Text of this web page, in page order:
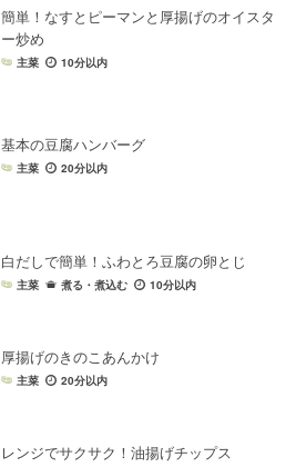
簡単！なすとピーマンと厚揚げのオイスタ
ー炒め
主菜 10分以内
基本の豆腐ハンバーグ
主菜 20分以内
白だしで簡単！ふわとろ豆腐の卵とじ
主菜 煮る・煮込む 10分以内
厚揚げのきのこあんかけ
主菜 20分以内
レンジでサクサク！油揚げチップス